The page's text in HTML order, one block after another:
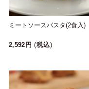
ミートソースパスタ(2食入)
2,592 税込